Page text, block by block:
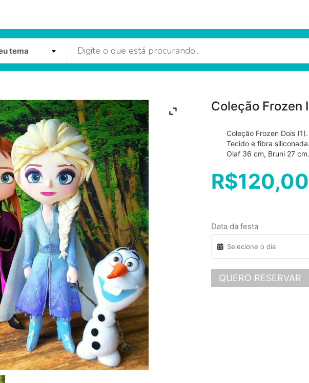
Coleção Frozen
Coleção Frozen Dois
Tecido e fibra
Olaf 36 cm, Bruni 27 cm.
R$120,00
Data da festa
QUERO RESERVAR